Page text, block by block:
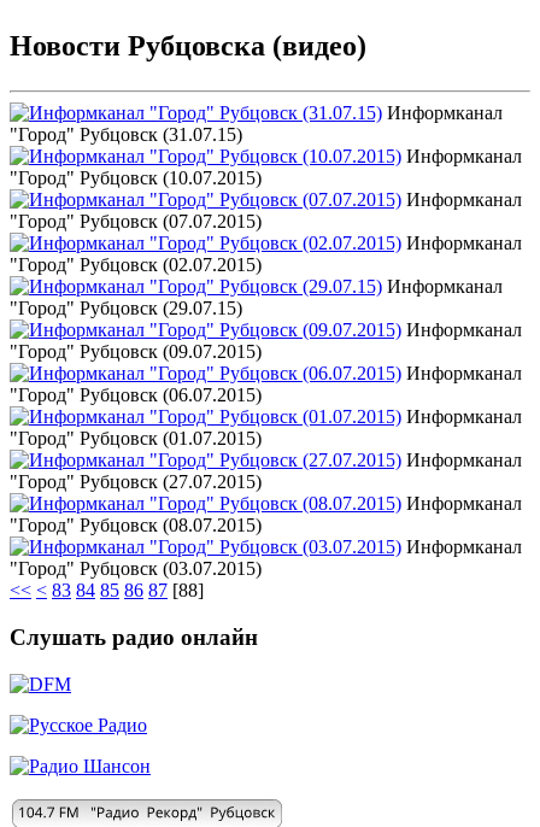
Новости Рубцовска (видео)
Информканал
"Город" Рубцовск (31.07.15)
Информканал
"Город" Рубцовск (10.07.2015)
Информканал
"Город" Рубцовск (07.07.2015)
Информканал
"Город" Рубцовск (02.07.2015)
Информканал
"Город" Рубцовск (29.07.15)
Информканал
"Город" Рубцовск (09.07.2015)
Информканал
"Город" Рубцовск (06.07.2015)
Информканал
"Город" Рубцовск (01.07.2015)
Информканал
"Город" Рубцовск (27.07.2015)
Информканал
"Город" Рубцовск (08.07.2015)
Информканал
"Город" Рубцовск (03.07.2015)
<< < 83 84 85 86 87 [88]
Слушать радио онлайн